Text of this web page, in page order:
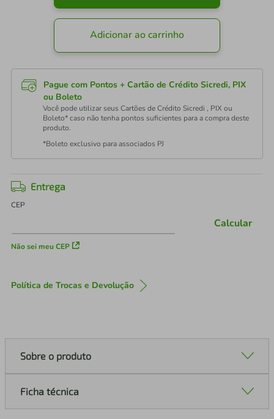
Adicionar ao carrinho
Pague com Pontos + Cartão de Crédito Sicredi, PIX
ou Boleto
Você pode utilizar seus Cartões de Crédito Sicredi , PIX ou
Boleto* caso não tenha pontos suficientes para a compra deste
produto.
*Boleto exclusivo para associados PJ
Entrega
CEP
Não sei meu CEP
Calcular
Política de Trocas e Devolução
Sobre o produto
Ficha técnica